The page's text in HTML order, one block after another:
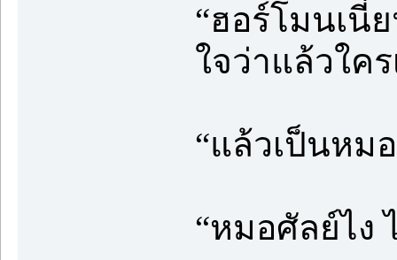
“ฮอร์โมนเนี่
ใจว่าแล้วใค
“แล้วเป็นหม
“หมอศัลย์ไง